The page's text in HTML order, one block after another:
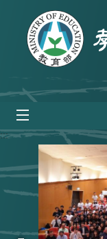
跳到主要內容區塊
:::